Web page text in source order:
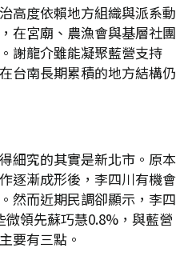
高度依賴地方組織與派系動
在宮廟、農漁會與基層社團
謝龍介雖能凝聚藍營支持
台南長期累積的地方結構仍
細究的其實是新北市。原本
逐漸成形後，李四川有機會
然而近期民調卻顯示，李四
領先蘇巧慧0.8%，與藍營
要有三點。